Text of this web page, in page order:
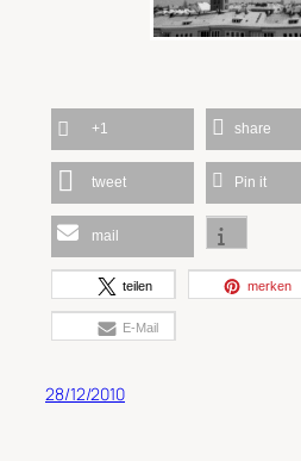
+1 share
tweet Pin it
mail
teilen merken
E-Mail
28/12/2010